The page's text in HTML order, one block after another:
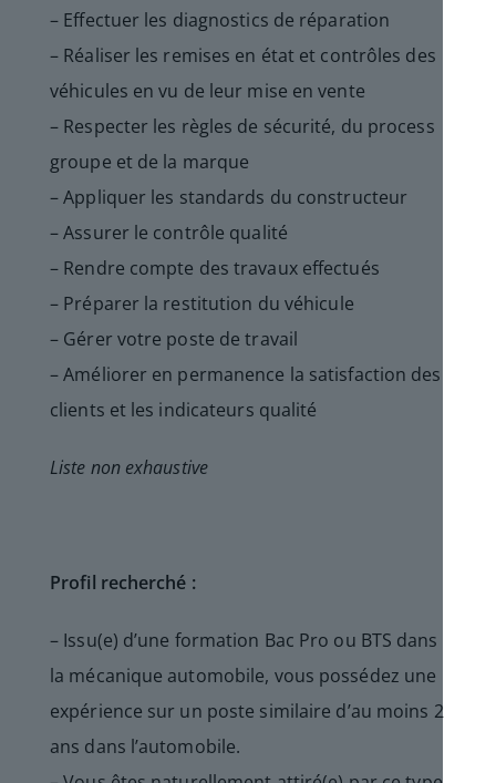
– Effectuer les diagnostics de réparation
– Réaliser les remises en état et contrôles des
véhicules en vu de leur mise en vente
– Respecter les règles de sécurité, du process
groupe et de la marque
– Appliquer les standards du constructeur
– Assurer le contrôle qualité
– Rendre compte des travaux effectués
– Préparer la restitution du véhicule
– Gérer votre poste de travail
– Améliorer en permanence la satisfaction des
clients et les indicateurs qualité
Liste non exhaustive
Profil recherché :
– Issu(e) d’une formation Bac Pro ou BTS dans
la mécanique automobile, vous possédez une
expérience sur un poste similaire d’au moins 2
ans dans l’automobile.